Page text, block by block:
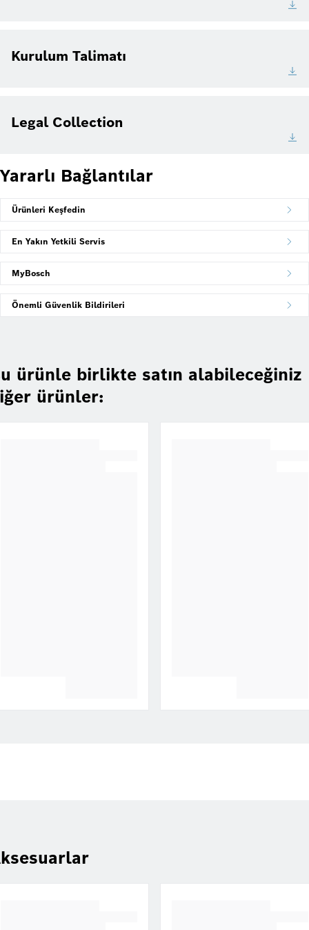
Kurulum Talimatı
Legal Collection
Yararlı Bağlantılar
Ürünleri Keşfedin
En Yakın Yetkili Servis
MyBosch
Önemli Güvenlik Bildirileri
ürünle birlikte satın alabileceğiniz
ürünler: